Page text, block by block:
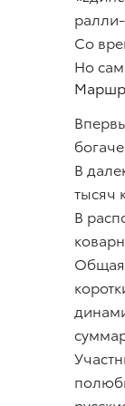
Со
Но
В
тысяч
В
Общая